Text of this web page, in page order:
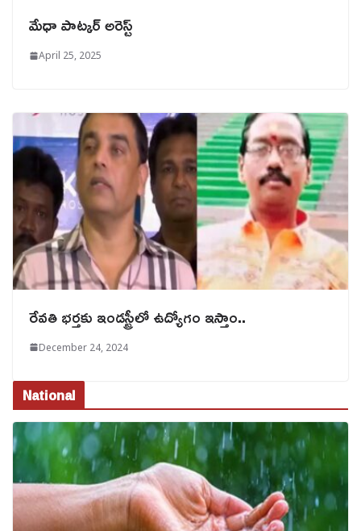
మేధా పాట్కర్ అరెస్ట్
April 25, 2025
రేవతి భర్తకు ఇండస్ట్రీలో ఉద్యోగం ఇస్తాం..
December 24, 2024
National